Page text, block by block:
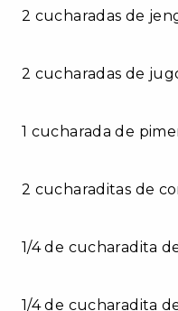
2 cucharadas de
2 cucharadas de
1 cucharada de
2 cucharaditas de
1/4 de cucharadita
1/4 de cucharadita